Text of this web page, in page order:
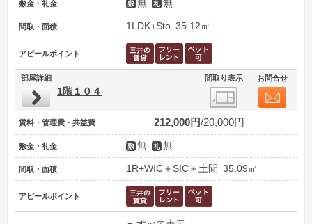
敷金・礼金 無 無
間取・面積 1LDK+Sto 35.12㎡
アピールポイント
部屋詳細 間取り表示 お問合せ
1階１０４
賃料・管理費・共益費 212,000円 20,000円
敷金・礼金 無 無
間取・面積 1R+WIC＋SIC＋土間 35.09㎡
アピールポイント